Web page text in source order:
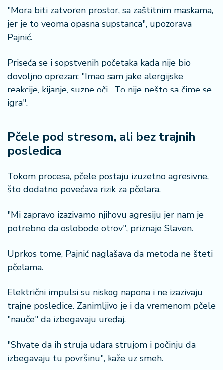
"Mora biti zatvoren prostor, sa zaštitnim maskama,
jer je to veoma opasna supstanca", upozorava
Pajnić.
Priseća se i sopstvenih početaka kada nije bio
dovoljno oprezan: "Imao sam jake alergijske
reakcije, kijanje, suzne oči... To nije nešto sa čime se
igra".
Pčele pod stresom, ali bez trajnih
posledica
Tokom procesa, pčele postaju izuzetno agresivne,
što dodatno povećava rizik za pčelara.
"Mi zapravo izazivamo njihovu agresiju jer nam je
potrebno da oslobode otrov", priznaje Slaven.
Uprkos tome, Pajnić naglašava da metoda ne šteti
pčelama.
Električni impulsi su niskog napona i ne izazivaju
trajne posledice. Zanimljivo je i da vremenom pčele
"nauče" da izbegavaju uređaj.
"Shvate da ih struja udara strujom i počinju da
izbegavaju tu površinu", kaže uz smeh.